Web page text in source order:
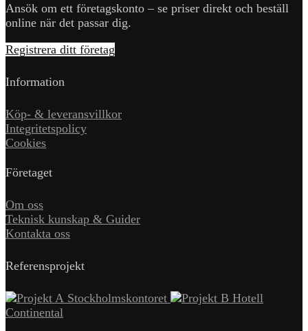
Ansök om ett företagskonto – se priser direkt och beställ
online när det passar dig.
Registrera ditt företag
Information
Köp- & leveransvillkor
Integritetspolicy
Cookies
Företaget
Om oss
Teknisk kunskap & Guider
Kontakta oss
Referensprojekt
Stockholmskontoret
Hotell
Continental